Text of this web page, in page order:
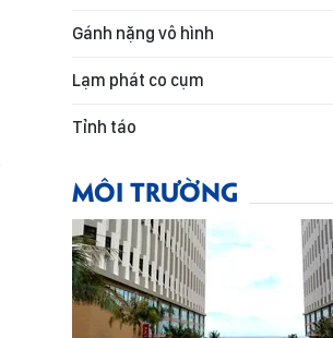
Gánh nặng vô hình
Lạm phát co cụm
Tỉnh táo
MÔI TRƯỜNG